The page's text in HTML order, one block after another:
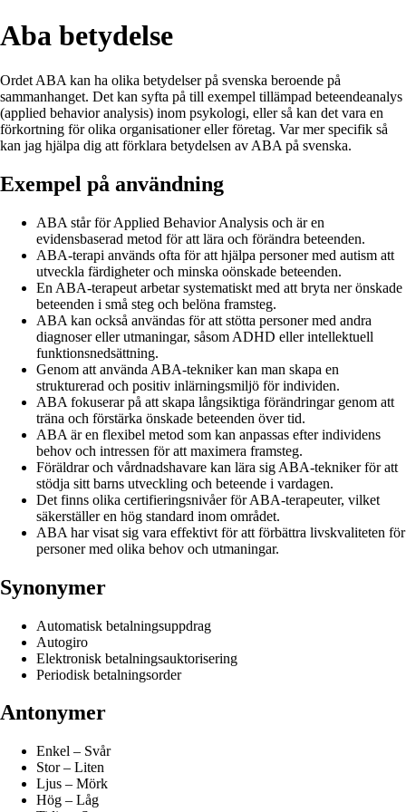
Aba betydelse
Ordet ABA kan ha olika betydelser på svenska beroende på
sammanhanget. Det kan syfta på till exempel tillämpad beteendeanalys
(applied behavior analysis) inom psykologi, eller så kan det vara en
förkortning för olika organisationer eller företag. Var mer specifik så
kan jag hjälpa dig att förklara betydelsen av ABA på svenska.
Exempel på användning
ABA står för Applied Behavior Analysis och är en
evidensbaserad metod för att lära och förändra beteenden.
ABA-terapi används ofta för att hjälpa personer med autism att
utveckla färdigheter och minska oönskade beteenden.
En ABA-terapeut arbetar systematiskt med att bryta ner önskade
beteenden i små steg och belöna framsteg.
ABA kan också användas för att stötta personer med andra
diagnoser eller utmaningar, såsom ADHD eller intellektuell
funktionsnedsättning.
Genom att använda ABA-tekniker kan man skapa en
strukturerad och positiv inlärningsmiljö för individen.
ABA fokuserar på att skapa långsiktiga förändringar genom att
träna och förstärka önskade beteenden över tid.
ABA är en flexibel metod som kan anpassas efter individens
behov och intressen för att maximera framsteg.
Föräldrar och vårdnadshavare kan lära sig ABA-tekniker för att
stödja sitt barns utveckling och beteende i vardagen.
Det finns olika certifieringsnivåer för ABA-terapeuter, vilket
säkerställer en hög standard inom området.
ABA har visat sig vara effektivt för att förbättra livskvaliteten för
personer med olika behov och utmaningar.
Synonymer
Automatisk betalningsuppdrag
Autogiro
Elektronisk betalningsauktorisering
Periodisk betalningsorder
Antonymer
Enkel – Svår
Stor – Liten
Ljus – Mörk
Hög – Låg